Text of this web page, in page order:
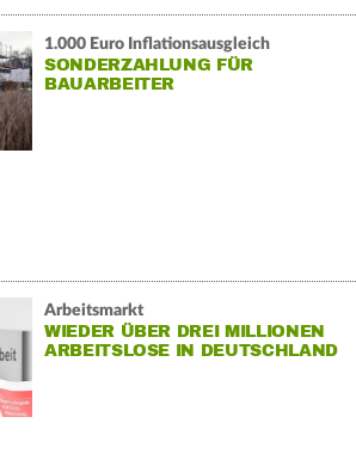
1.000 Euro Inflationsausgleich
SONDERZAHLUNG FÜR
BAUARBEITER
Arbeitsmarkt
WIEDER ÜBER DREI MILLIONEN
ARBEITSLOSE IN DEUTSCHLAND